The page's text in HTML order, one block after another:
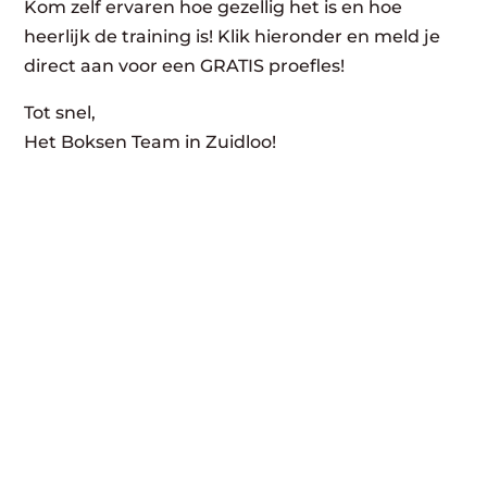
Kom zelf ervaren hoe gezellig het is en hoe
heerlijk de training is! Klik hieronder en meld je
direct aan voor een GRATIS proefles!
Tot snel,
Het Boksen Team in Zuidloo!